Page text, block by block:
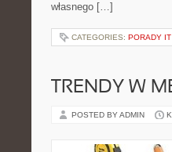
własnego […]
CATEGORIES: PORADY IT
TRENDY W
POSTED BY ADMIN